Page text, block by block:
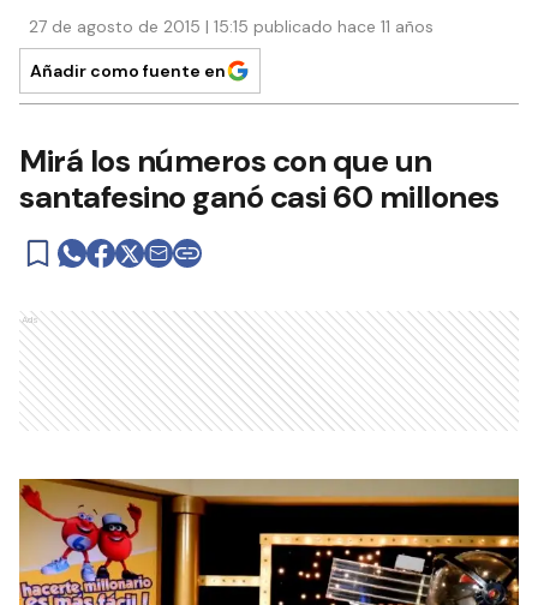
27 de agosto de 2015 | 15:15 publicado hace 11 años
Añadir como fuente en
Mirá los números con que un
santafesino ganó casi 60 millones
Ads